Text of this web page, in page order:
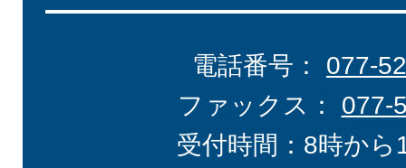
電話番号： 077-
ファックス： 077-
受付時間：8時から